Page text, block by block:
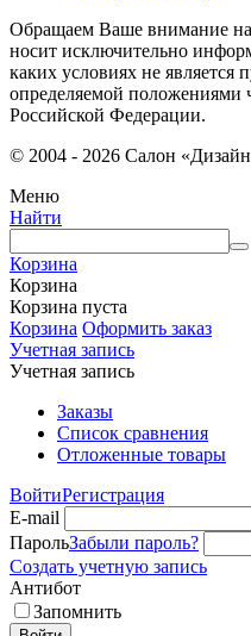
Обращаем Ваше внимание на
носит исключительно
каких условиях не является
определяемой положениями
Российской Федерации.
© 2004 - 2026 Салон «Дизайн
Меню
Найти
Корзина
Корзина
Корзина пуста
Корзина Оформить заказ
Учетная запись
Учетная запись
Заказы
Список сравнения
Отложенные товары
ВойтиРегистрация
E-mail
ПарольЗабыли пароль?
Создать учетную запись
Антибот
Запомнить